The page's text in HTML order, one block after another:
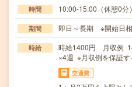
時間 10:00-15:00（休憩0分
期間 即日～長期 ※開始日
時給
時給1400円 月収例
×4週 ※月収例を保証す
交通費